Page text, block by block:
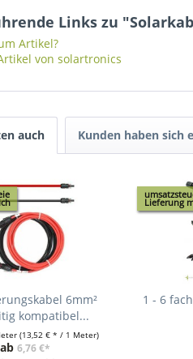
Links zu
Artikel?
von solartronics
auch Kunden haben sich
6mm²
kompatibel...
(13,52 € * / 1 Meter)
ab6,76 €*
Lieferung
1 - 6